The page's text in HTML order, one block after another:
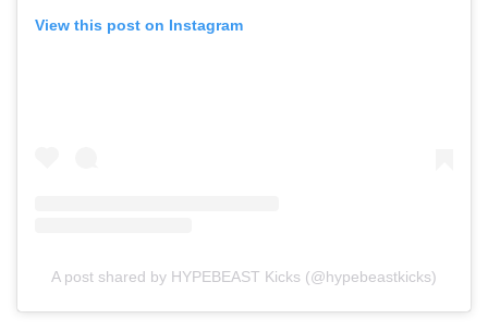
View this post on Instagram
A post shared by HYPEBEAST Kicks (@hypebeastkicks)